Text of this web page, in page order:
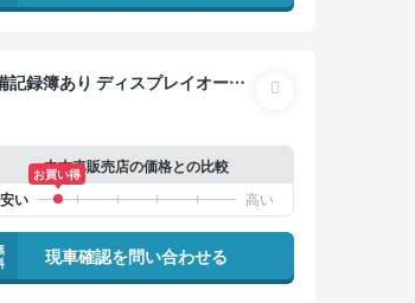
ミ 衝突軽減 両側電動スライド
中古車販売店の価格との比較
お買い得
現車確認を問い合わせる